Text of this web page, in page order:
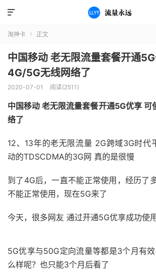

淘神卡  正文
中国移动 老无限流量套餐开通
4G/5G无线网络了
2020-07-01 阅读(2511)
中国移动 老无限流量套餐开通5G优享 可
络了
12、13年的老无限流量 2G跨域3G时代
动的TDSCDMA的3G网 真的是很慢
到了4G后，一直不能正常使用，经历了
不能正常使用，现在5G来了
今天，很多网友 通过开通5G优享成功使
5G优享与50G定向流量等都是3个月有
么样呢？也只能3个月后看了